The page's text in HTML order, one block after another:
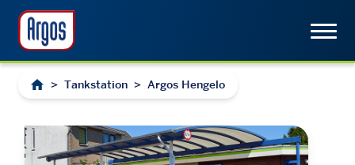
> Tankstation > Argos Hengelo